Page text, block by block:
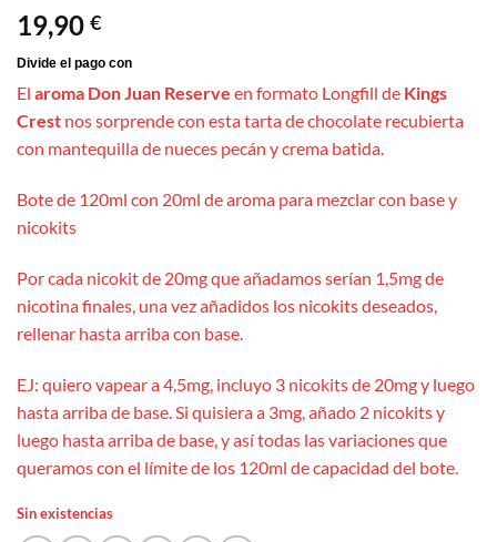
19,90 €
El aroma Don Juan Reserve en formato Longfill de Kings
Crest nos sorprende con esta tarta de chocolate recubierta
con mantequilla de nueces pecán y crema batida.
Bote de 120ml con 20ml de aroma para mezclar con base y
nicokits
Por cada nicokit de 20mg que añadamos serían 1,5mg de
nicotina finales, una vez añadidos los nicokits deseados,
rellenar hasta arriba con base.
EJ: quiero vapear a 4,5mg, incluyo 3 nicokits de 20mg y luego
hasta arriba de base. Si quisiera a 3mg, añado 2 nicokits y
luego hasta arriba de base, y así todas las variaciones que
queramos con el límite de los 120ml de capacidad del bote.
Sin existencias